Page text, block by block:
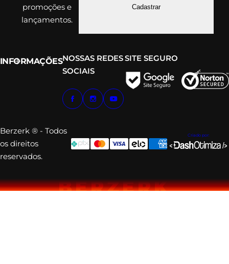
promoções e
lançamentos.
Cadastrar
INFORMAÇÕESNOSSAS REDES
SOCIAIS
SITE SEGURO
Berzerk ® - Todos
os direitos
reservados.
Criado por:
BERZERK